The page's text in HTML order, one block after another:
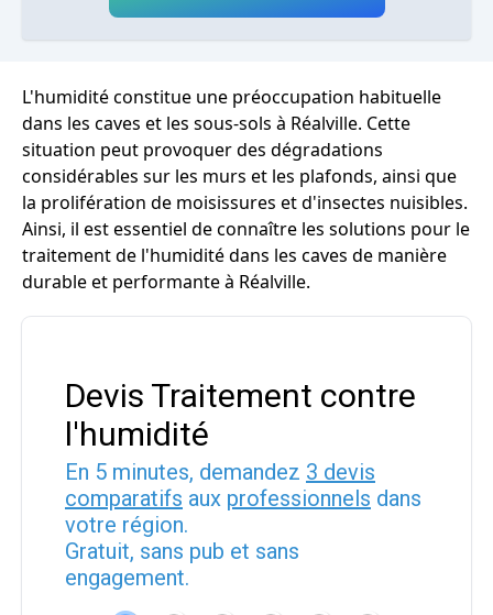
L'humidité constitue une préoccupation habituelle
dans les caves et les sous-sols à Réalville. Cette
situation peut provoquer des dégradations
considérables sur les murs et les plafonds, ainsi que
la prolifération de moisissures et d'insectes nuisibles.
Ainsi, il est essentiel de connaître les solutions pour le
traitement de l'humidité dans les caves de manière
durable et performante à Réalville.
Devis Traitement contre
l'humidité
En 5 minutes, demandez 3 devis
comparatifs aux professionnels dans
votre région.
Gratuit, sans pub et sans
engagement.